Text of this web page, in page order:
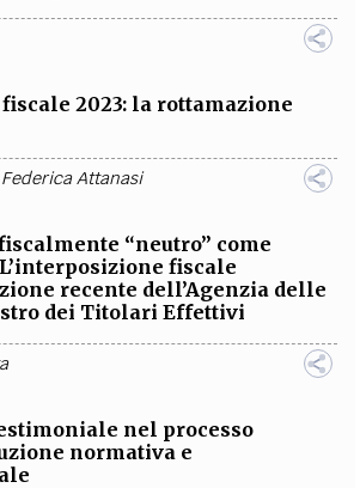
2023: la rottamazione
Federica Attanasi
“neutro” come
fiscale
recente dell’Agenzia delle
dei Titolari Effettivi
nel processo
normativa e